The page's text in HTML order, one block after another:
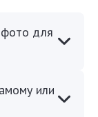
для
или